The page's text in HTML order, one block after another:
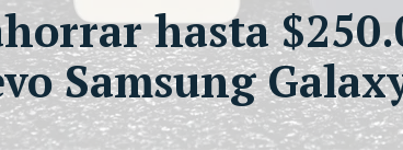
hasta
Samsung